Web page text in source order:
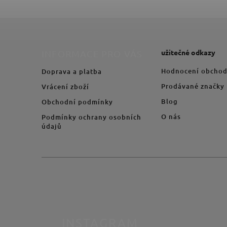
Doprava a platba
Vrácení zboží
Obchodní podmínky
Podmínky ochrany osobních
údajů
užitečné odkazy
Hodnocení
Prodávané značky
Blog
O nás